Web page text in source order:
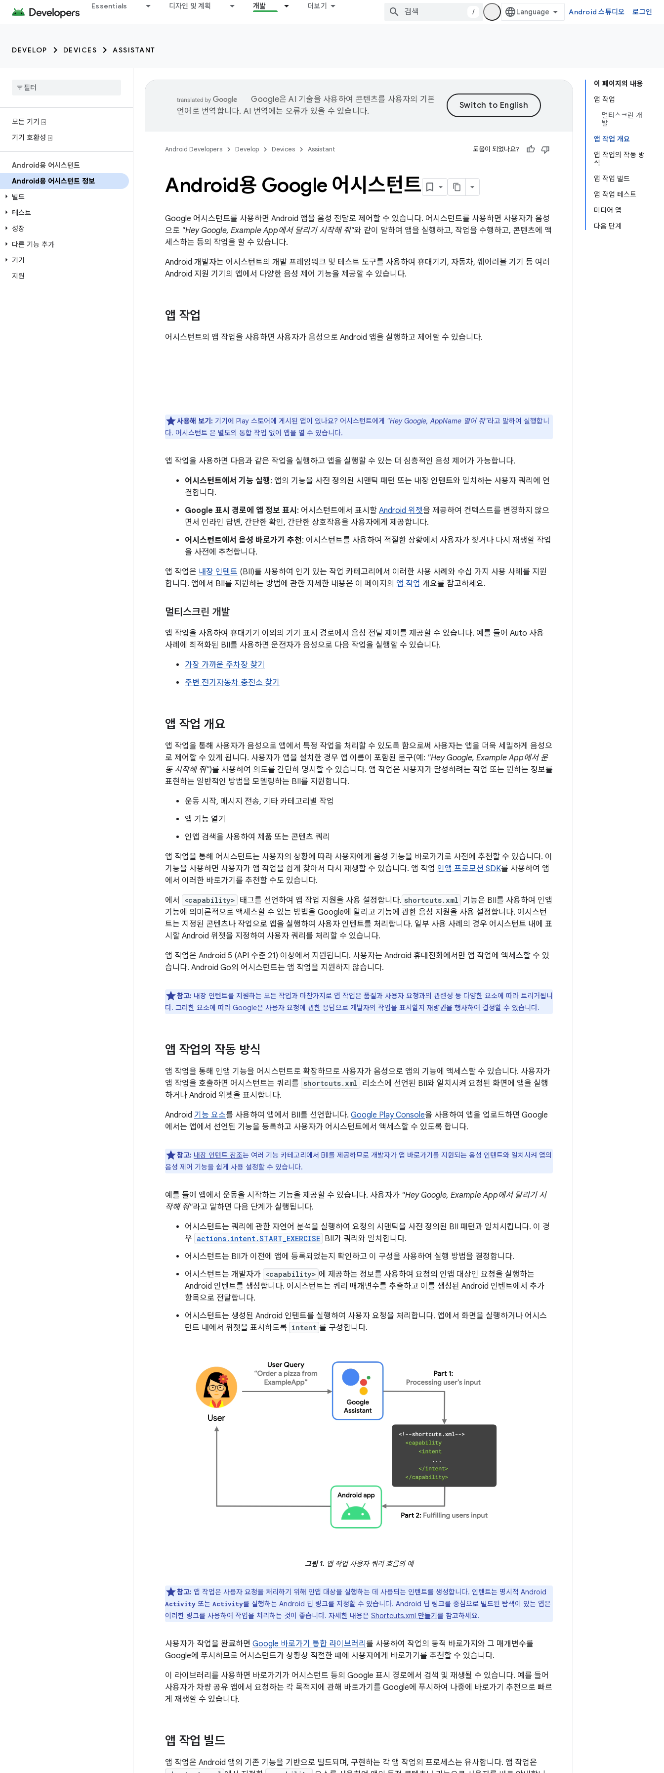
Essentials 디자인 및 계획 개발 더보기
/ Android 스튜디오 로그인
DEVELOP DEVICES ASSISTANT
모든 기기 ⍈
기기 호환성 ⍈
Android용 어시스턴트
Android용 어시스턴트 정보
빌드
테스트
성장
다른 기능 추가
기기
지원
이 페이지의 내용
앱 작업
멀티스크린 개
발
앱 작업 개요
앱 작업의 작동 방
식
앱 작업 빌드
앱 작업 테스트
미디어 앱
다음 단계
Google은 AI 기술을 사용하여 콘텐츠를 사용자의 기본
언어로 번역합니다. AI 번역에는 오류가 있을 수 있습니다.
Android Developers Develop Devices Assistant 도움이 되었나요?
Android용 Google 어시스턴트
Google 어시스턴트를 사용하면 Android 앱을 음성 전달로 제어할 수 있습니다. 어시스턴트를 사용하면 사용자가 음성
으로 "Hey Google, Example App에서 달리기 시작해 줘"와 같이 말하여 앱을 실행하고, 작업을 수행하고, 콘텐츠에 액
세스하는 등의 작업을 할 수 있습니다.
Android 개발자는 어시스턴트의 개발 프레임워크 및 테스트 도구를 사용하여 휴대기기, 자동차, 웨어러블 기기 등 여러
Android 지원 기기의 앱에서 다양한 음성 제어 기능을 제공할 수 있습니다.
앱 작업
어시스턴트의 앱 작업을 사용하면 사용자가 음성으로 Android 앱을 실행하고 제어할 수 있습니다.
사용해 보기: 기기에 Play 스토어에 게시된 앱이 있나요? 어시스턴트에게 "Hey Google, AppName 열어 줘"라고 말하여 실행합니
다. 어시스턴트 은 별도의 통합 작업 없이 앱을 열 수 있습니다.
앱 작업을 사용하면 다음과 같은 작업을 실행하고 앱을 실행할 수 있는 더 심층적인 음성 제어가 가능합니다.
어시스턴트에서 기능 실행: 앱의 기능을 사전 정의된 시맨틱 패턴 또는 내장 인텐트와 일치하는 사용자 쿼리에 연
결합니다.
Google 표시 경로에 앱 정보 표시 : 어시스턴트에서 표시할 Android 위젯을 제공하여 컨텍스트를 변경하지 않으
면서 인라인 답변, 간단한 확인, 간단한 상호작용을 사용자에게 제공합니다.
어시스턴트에서 음성 바로가기 추천: 어시스턴트를 사용하여 적절한 상황에서 사용자가 찾거나 다시 재생할 작업
을 사전에 추천합니다.
앱 작업은 내장 인텐트 (BII)를 사용하여 인기 있는 작업 카테고리에서 이러한 사용 사례와 수십 가지 사용 사례를 지원
합니다. 앱에서 BII를 지원하는 방법에 관한 자세한 내용은 이 페이지의 앱 작업 개요를 참고하세요.
멀티스크린 개발
앱 작업을 사용하여 휴대기기 이외의 기기 표시 경로에서 음성 전달 제어를 제공할 수 있습니다. 예를 들어 Auto 사용
사례에 최적화된 BII를 사용하면 운전자가 음성으로 다음 작업을 실행할 수 있습니다.
가장 가까운 주차장 찾기
주변 전기자동차 충전소 찾기
앱 작업 개요
앱 작업을 통해 사용자가 음성으로 앱에서 특정 작업을 처리할 수 있도록 함으로써 사용자는 앱을 더욱 세밀하게 음성으
로 제어할 수 있게 됩니다. 사용자가 앱을 설치한 경우 앱 이름이 포함된 문구(예: "Hey Google, Example App에서 운
동 시작해 줘")를 사용하여 의도를 간단히 명시할 수 있습니다. 앱 작업은 사용자가 달성하려는 작업 또는 원하는 정보를
표현하는 일반적인 방법을 모델링하는 BII를 지원합니다.
운동 시작, 메시지 전송, 기타 카테고리별 작업
앱 기능 열기
인앱 검색을 사용하여 제품 또는 콘텐츠 쿼리
앱 작업을 통해 어시스턴트는 사용자의 상황에 따라 사용자에게 음성 기능을 바로가기로 사전에 추천할 수 있습니다. 이
기능을 사용하면 사용자가 앱 작업을 쉽게 찾아서 다시 재생할 수 있습니다. 앱 작업 인앱 프로모션 SDK를 사용하여 앱
에서 이러한 바로가기를 추천할 수도 있습니다.
에서
<capability> 태그를 선언하여 앱 작업 지원을 사용 설정합니다. shortcuts.xml 기능은 BII를 사용하여 인앱
기능에 의미론적으로 액세스할 수 있는 방법을 Google에 알리고 기능에 관한 음성 지원을 사용 설정합니다. 어시스턴
트는 지정된 콘텐츠나 작업으로 앱을 실행하여 사용자 인텐트를 처리합니다. 일부 사용 사례의 경우 어시스턴트 내에 표
시할 Android 위젯을 지정하여 사용자 쿼리를 처리할 수 있습니다.
앱 작업은 Android 5 (API 수준 21) 이상에서 지원됩니다. 사용자는 Android 휴대전화에서만 앱 작업에 액세스할 수 있
습니다. Android Go의 어시스턴트는 앱 작업을 지원하지 않습니다.
참고: 내장 인텐트를 지원하는 모든 작업과 마찬가지로 앱 작업은 품질과 사용자 요청과의 관련성 등 다양한 요소에 따라 트리거됩니
다. 그러한 요소에 따라 Google은 사용자 요청에 관한 응답으로 개발자의 작업을 표시할지 재량권을 행사하여 결정할 수 있습니다.
앱 작업의 작동 방식
앱 작업을 통해 인앱 기능을 어시스턴트로 확장하므로 사용자가 음성으로 앱의 기능에 액세스할 수 있습니다. 사용자가
앱 작업을 호출하면 어시스턴트는 쿼리를 shortcuts.xml 리소스에 선언된 BII와 일치시켜 요청된 화면에 앱을 실행
하거나 Android 위젯을 표시합니다.
Android 기능 요소를 사용하여 앱에서 BII를 선언합니다. Google Play Console을 사용하여 앱을 업로드하면 Google
에서는 앱에서 선언된 기능을 등록하고 사용자가 어시스턴트에서 액세스할 수 있도록 합니다.
참고: 내장 인텐트 참조는 여러 기능 카테고리에서 BII를 제공하므로 개발자가 앱 바로가기를 지원되는 음성 인텐트와 일치시켜 앱의
음성 제어 기능을 쉽게 사용 설정할 수 있습니다.
예를 들어 앱에서 운동을 시작하는 기능을 제공할 수 있습니다. 사용자가 "Hey Google, Example App에서 달리기 시
작해 줘"라고 말하면 다음 단계가 실행됩니다.
어시스턴트는 쿼리에 관한 자연어 분석을 실행하여 요청의 시맨틱을 사전 정의된 BII 패턴과 일치시킵니다. 이 경
우 actions.intent.START_EXERCISE BII가 쿼리와 일치합니다.
어시스턴트는 BII가 이전에 앱에 등록되었는지 확인하고 이 구성을 사용하여 실행 방법을 결정합니다.
어시스턴트는 개발자가 <capability> 에 제공하는 정보를 사용하여 요청의 인앱 대상인 요청을 실행하는
Android 인텐트를 생성합니다. 어시스턴트는 쿼리 매개변수를 추출하고 이를 생성된 Android 인텐트에서 추가
항목으로 전달합니다.
어시스턴트는 생성된 Android 인텐트를 실행하여 사용자 요청을 처리합니다. 앱에서 화면을 실행하거나 어시스
턴트 내에서 위젯을 표시하도록 intent 를 구성합니다.
그림 1. 앱 작업 사용자 쿼리 흐름의 예
참고: 앱 작업은 사용자 요청을 처리하기 위해 인앱 대상을 실행하는 데 사용되는 인텐트를 생성합니다. 인텐트는 명시적 Android
Activity 또는 Activity를 실행하는 Android 딥 링크를 지정할 수 있습니다. Android 딥 링크를 중심으로 빌드된 탐색이 있는 앱은
이러한 링크를 사용하여 작업을 처리하는 것이 좋습니다. 자세한 내용은 Shortcuts.xml 만들기를 참고하세요.
사용자가 작업을 완료하면 Google 바로가기 통합 라이브러리 를 사용하여 작업의 동적 바로가지와 그 매개변수를
Google에 푸시하므로 어시스턴트가 상황상 적절한 때에 사용자에게 바로가기를 추천할 수 있습니다.
이 라이브러리를 사용하면 바로가기가 어시스턴트 등의 Google 표시 경로에서 검색 및 재생될 수 있습니다. 예를 들어
사용자가 차량 공유 앱에서 요청하는 각 목적지에 관해 바로가기를 Google에 푸시하여 나중에 바로가기 추천으로 빠르
게 재생할 수 있습니다.
앱 작업 빌드
앱 작업은 Android 앱의 기존 기능을 기반으로 빌드되며, 구현하는 각 앱 작업의 프로세스는 유사합니다. 앱 작업은